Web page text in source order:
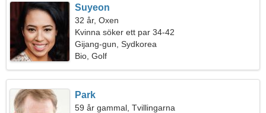
Suyeon
32 år, Oxen
Kvinna söker ett par 34-42
Gijang-gun, Sydkorea
Bio, Golf
Park
59 år gammal, Tvillingarna